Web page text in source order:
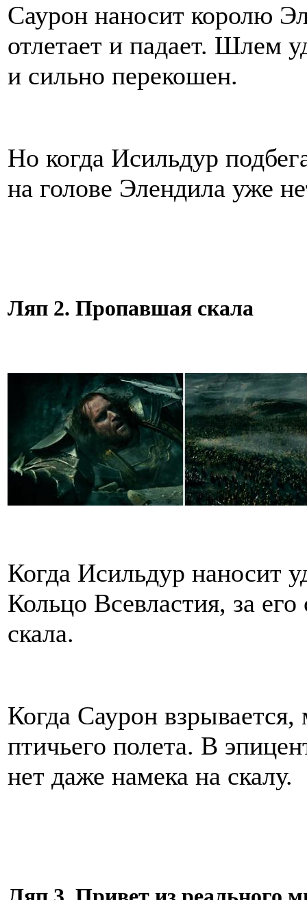
Саурон наносит королю
отлетает и падает. Шлем
и сильно перекошен.
Но когда Исильдур
на голове Элендила уже
Ляп 2. Пропавшая скала
Когда Исильдур наносит
Кольцо Всевластия, за
скала.
Когда Саурон
птичьего полета. В
нет даже намека на скалу.